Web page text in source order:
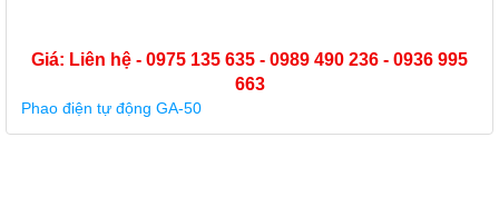
Giá: Liên hệ - 0975 135 635 - 0989 490 236 - 0936 995
663
Phao điện tự động GA-50